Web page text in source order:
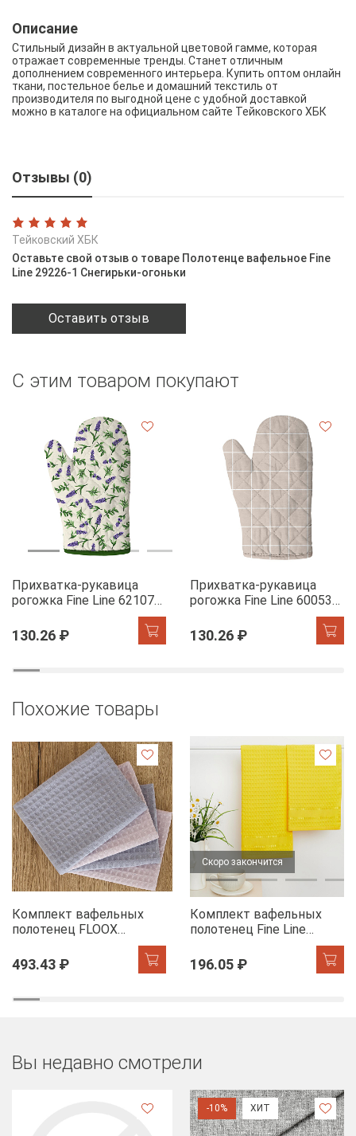
Описание
Стильный дизайн в актуальной цветовой гамме, которая
отражает современные тренды. Станет отличным
дополнением современного интерьера. Купить оптом онлайн
ткани, постельное белье и домашний текстиль от
производителя по выгодной цене с удобной доставкой
можно в каталоге на официальном сайте Тейковского ХБК
Отзывы (0)
Тейковский ХБК
Оставьте свой отзыв о товаре Полотенце вафельное Fine
Line 29226-1 Снегирьки-огоньки
Оставить отзыв
С этим товаром покупают
Прихватка-рукавица
рогожка Fine Line 62107-1
130.26 ₽
Прихватка-рукавица
рогожка Fine Line 60053-1
130.26 ₽
Похожие товары
Комплект вафельных
полотенец FLOOX
голубой/сирень
493.43 ₽
Скоро закончится
Комплект вафельных
полотенец Fine Line
хангере
196.05 ₽
Вы недавно смотрели
-10% ХИТ